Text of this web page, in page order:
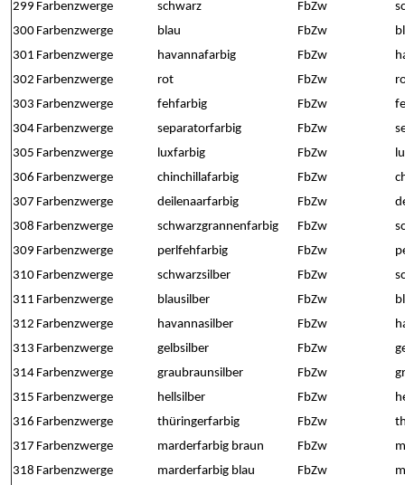
299 Farbenzwerge schwarz FbZw
300 Farbenzwerge blau FbZw
301 Farbenzwerge havannafarbig FbZw
302 Farbenzwerge rot FbZw
303 Farbenzwerge fehfarbig FbZw
304 Farbenzwerge separatorfarbig FbZw
305 Farbenzwerge luxfarbig FbZw
306 Farbenzwerge chinchillafarbig FbZw
307 Farbenzwerge deilenaarfarbig FbZw
308 Farbenzwerge schwarzgrannenfarbig FbZw
309 Farbenzwerge perlfehfarbig FbZw
310 Farbenzwerge schwarzsilber FbZw
311 Farbenzwerge blausilber FbZw
312 Farbenzwerge havannasilber FbZw
313 Farbenzwerge gelbsilber FbZw
314 Farbenzwerge graubraunsilber FbZw
315 Farbenzwerge hellsilber FbZw
316 Farbenzwerge thüringerfarbig FbZw
317 Farbenzwerge marderfarbig braun FbZw
318 Farbenzwerge marderfarbig blau FbZw